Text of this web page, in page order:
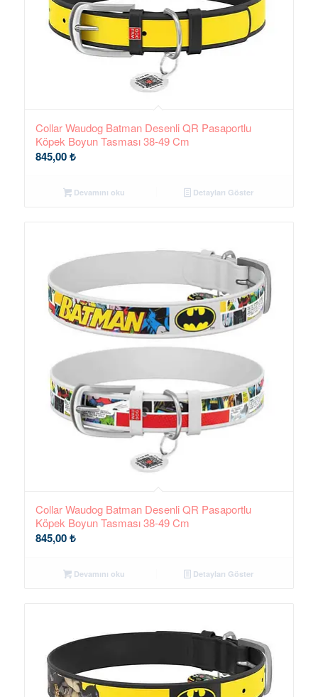
Collar Waudog Batman Desenli QR Pasaportlu
Köpek Boyun Tasması 38-49 Cm
845,00₺
Devamını oku Detayları Göster
Collar Waudog Batman Desenli QR Pasaportlu
Köpek Boyun Tasması 38-49 Cm
845,00₺
Devamını oku Detayları Göster